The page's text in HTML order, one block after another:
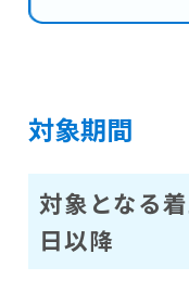
対象期間
対象となる
日以降